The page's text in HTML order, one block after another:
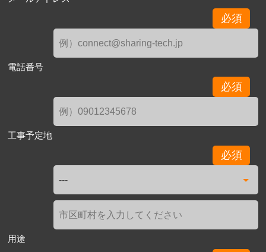
必須
電話番号
必須
工事予定地
必須
用途